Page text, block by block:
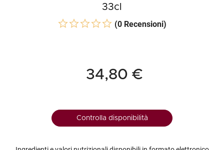
33cl
(0 Recensioni)
34,80 €
Controlla disponibilità